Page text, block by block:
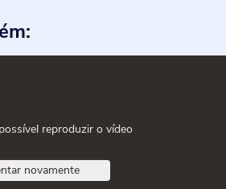
reproduzir o vídeo
novamente